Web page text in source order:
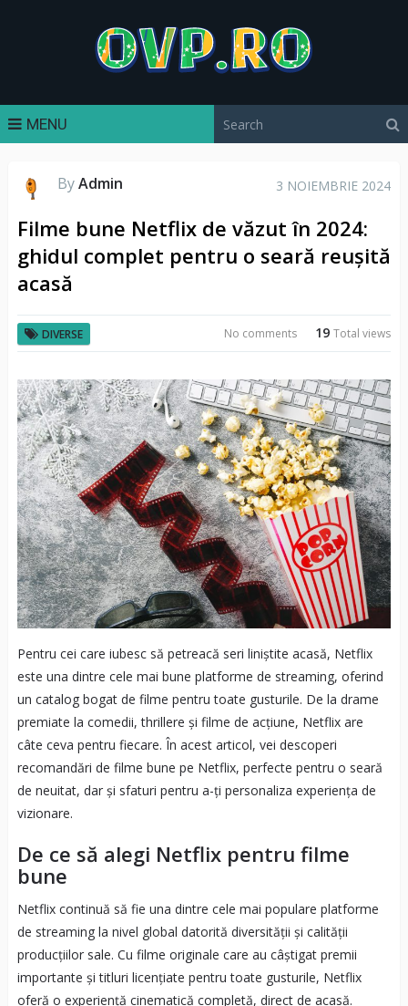
MENU
ByAdmin 3 NOIEMBRIE 2024
Filme bune Netflix de văzut în 2024:
ghidul complet pentru o seară reușită
acasă
DIVERSE 19Total views
No comments
Pentru cei care iubesc să petreacă seri liniștite acasă, Netflix
este una dintre cele mai bune platforme de streaming, oferind
un catalog bogat de filme pentru toate gusturile. De la drame
premiate la comedii, thrillere și filme de acțiune, Netflix are
câte ceva pentru fiecare. În acest articol, vei descoperi
recomandări de filme bune pe Netflix, perfecte pentru o seară
de neuitat, dar și sfaturi pentru a-ți personaliza experiența de
vizionare.
De ce să alegi Netflix pentru filme
bune
Netflix continuă să fie una dintre cele mai populare platforme
de streaming la nivel global datorită diversității și calității
producțiilor sale. Cu filme originale care au câștigat premii
importante și titluri licențiate pentru toate gusturile, Netflix
oferă o experiență cinematică completă, direct de acasă.